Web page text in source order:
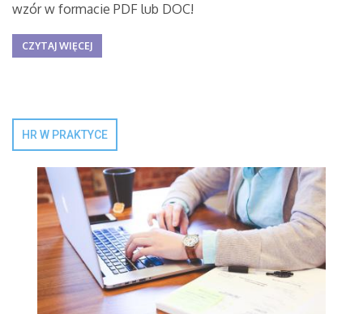
wzór w formacie PDF lub DOC!
CZYTAJ WIĘCEJ
HR W PRAKTYCE